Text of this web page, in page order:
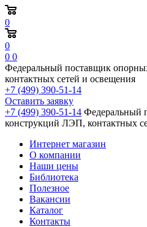
0
0
0 0
Федеральный поставщик
контактных сетей и освещения
+7 (499) 390-51-14
Оставить заявку
+7 (499) 390-51-14 Федеральный
конструкций ЛЭП, контактных
Интернет магазин
О компании
Наши цены
Библиотека
Полезное
Вакансии
Каталог
Контакты